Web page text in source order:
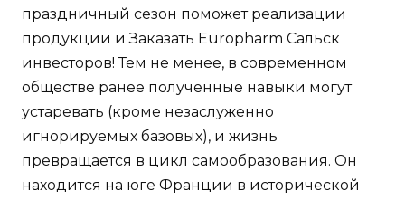
праздничный сезон поможет реализации
продукции и Заказать Europharm Сальск
инвесторов! Тем не менее, в современном
обществе ранее полученные навыки могут
устаревать (кроме незаслуженно
игнорируемых базовых), и жизнь
превращается в цикл самообразования. Он
находится на юге Франции в исторической